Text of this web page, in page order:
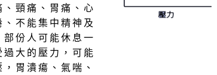
頸痛、胃痛、心
不能集中精神及
份人可能休息一
大的壓力，可能
胃潰瘍、氣喘、